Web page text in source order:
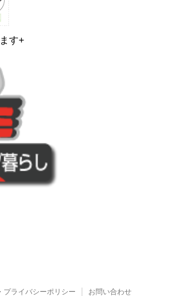
す+
プライバシーポリシー お問い合わせ